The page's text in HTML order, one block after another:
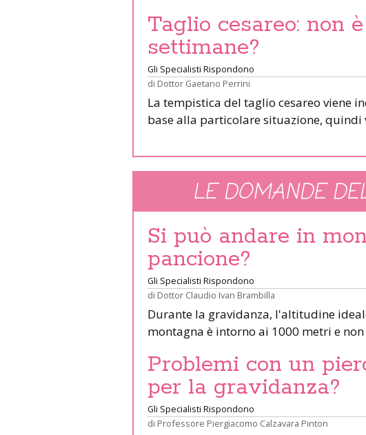
Taglio cesareo: non
settimane?
Gli Specialisti Rispondono
di Dottor Gaetano Perrini
La tempistica del taglio cesareo viene
base alla particolare situazione, quindi
LE DOMANDE
Si può andare in
pancione?
Gli Specialisti Rispondono
di Dottor Claudio Ivan Brambilla
Durante la gravidanza, l'altitudine
montagna è intorno ai 1000 metri e
Problemi con un
per la gravidanza?
Gli Specialisti Rispondono
di Professore Piergiacomo Calzavara Pinton